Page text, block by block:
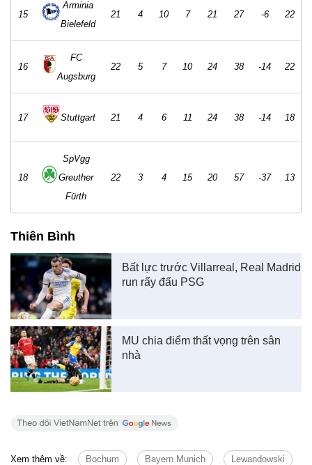
15
Arminia
Bielefeld
21 4 10 7 21 27 -6 22
16
FC
Augsburg
22 5 7 10 24 38 -14 22
17 Stuttgart 21 4 6 11 24 38 -14 18
18
SpVgg
Greuther
Fürth
22 3 4 15 20 57 -37 13
Thiên Bình
Bất lực trước Villarreal, Real Madrid
run rẩy đấu PSG
MU chia điểm thất vọng trên sân
nhà
Xem thêm về: Bochum Bayern Munich Lewandowski